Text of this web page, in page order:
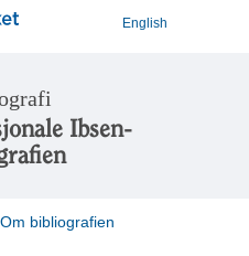
English
Ibsen-
Om bibliografien